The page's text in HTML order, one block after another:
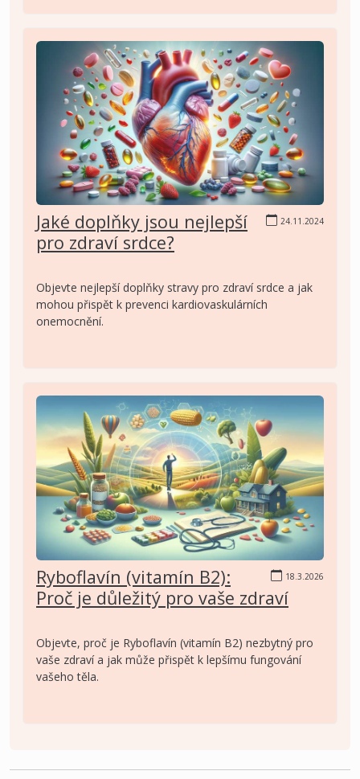
24.11.2024
Jaké doplňky jsou nejlepší
pro zdraví srdce?
Objevte nejlepší doplňky stravy pro zdraví srdce a jak
mohou přispět k prevenci kardiovaskulárních
onemocnění.
18.3.2026
Ryboflavín (vitamín B2):
Proč je důležitý pro vaše zdraví
Objevte, proč je Ryboflavín (vitamín B2) nezbytný pro
vaše zdraví a jak může přispět k lepšímu fungování
vašeho těla.